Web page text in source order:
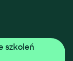
szkoleń